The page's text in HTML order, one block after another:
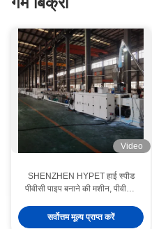
Video
SHENZHEN HYPET हाई स्पीड
पीवीसी पाइप बनाने की मशीन, पीवीसी-
उत्पादन लाइन
सर्वोत्तम मूल्य प्राप्त करें